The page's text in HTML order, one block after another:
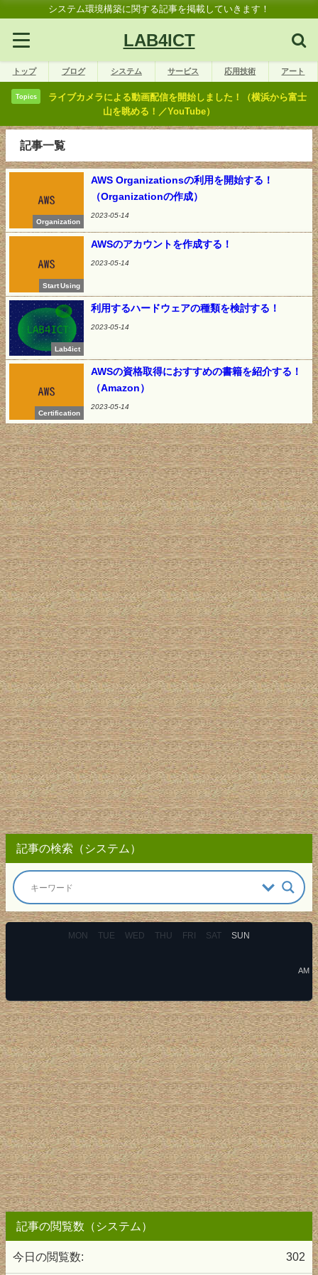
システム環境構築に関する記事を掲載していきます！
LAB4ICT
トップ ブログ システム サービス 応用技術 アート
Topics
ライブカメラによる動画配信を開始しました！（横浜から富士
山を眺める！／YouTube）
記事一覧
Organization
AWS Organizationsの利用を開始する！
（Organizationの作成）
2023-05-14
Start Using
AWSのアカウントを作成する！
2023-05-14
Lab4ict
利用するハードウェアの種類を検討する！
2023-05-14
Certification
AWSの資格取得におすすめの書籍を紹介する！
（Amazon）
2023-05-14
記事の検索（システム）
MON TUE WED THU FRI SAT SUN
AM
記事の閲覧数（システム）
302
今日の閲覧数: